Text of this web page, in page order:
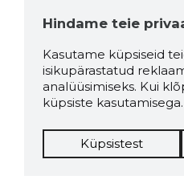
Hindame teie
Kasutame küpsiseid
isikupärastatud
analüüsimiseks. Kui
küpsiste kasutamisega.
Küpsistest